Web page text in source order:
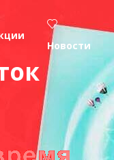
Новости